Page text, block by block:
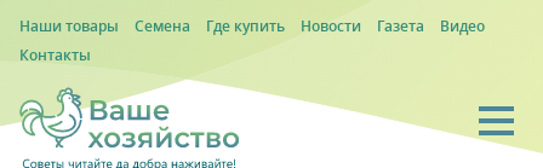
Наши товары Семена Где купить Новости Газета
Видео
Контакты